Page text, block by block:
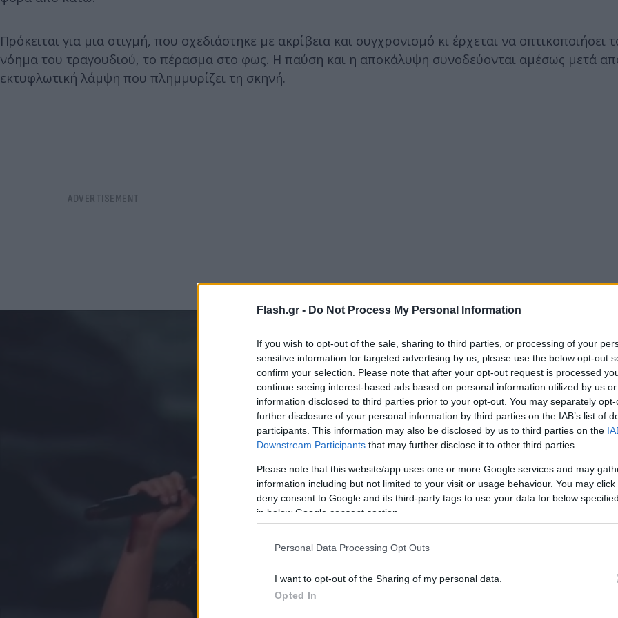
Flash.gr - Do Not Process My Personal Information
If you wish to opt-out of the sale, sharing to third parties, or processing of your
sensitive information for targeted advertising by us, please use the below opt-out
confirm your selection. Please note that after your opt-out request is processed
continue seeing interest-based ads based on personal information utilized by us
information disclosed to third parties prior to your opt-out. You may separately
further disclosure of your personal information by third parties on the IAB’s list of
participants. This information may also be disclosed by us to third parties on the
Downstream Participants that may further disclose it to other third parties.
Please note that this website/app uses one or more Google services and may
information including but not limited to your visit or usage behaviour. You may
deny consent to Google and its third-party tags to use your data for below
in below Google consent section.
Personal Data Processing Opt Outs
I want to opt-out of the Sharing of my personal data.
Opted In
Πρόκειται για μια στιγμή, που σχεδιάστηκε με ακρίβεια και συγχρονισμό κι έρχεται να οπτικοποιήσει
νόημα του τραγουδιού, το πέρασμα στο φως. Η παύση και η αποκάλυψη συνοδεύονται αμέσως μετά
εκτυφλωτική λάμψη που πλημμυρίζει τη σκηνή.